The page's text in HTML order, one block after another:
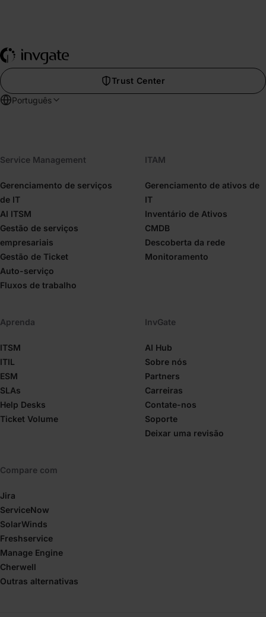
Trust Center
Português
Service Management
Gerenciamento de serviços
de IT
AI ITSM
Gestão de serviços
empresariais
Gestão de Ticket
Auto-serviço
Fluxos de trabalho
ITAM
Gerenciamento de ativos de
IT
Inventário de Ativos
CMDB
Descoberta da rede
Monitoramento
Aprenda
ITSM
ITIL
ESM
SLAs
Help Desks
Ticket Volume
InvGate
AI Hub
Sobre nós
Partners
Carreiras
Contate-nos
Soporte
Deixar uma revisão
Compare com
Jira
ServiceNow
SolarWinds
Freshservice
Manage Engine
Cherwell
Outras alternativas